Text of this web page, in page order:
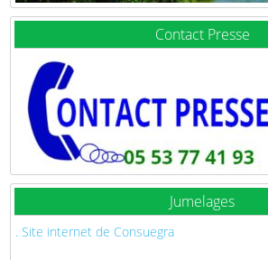
Contact Presse
Jumelages
. Site internet de Consuegra